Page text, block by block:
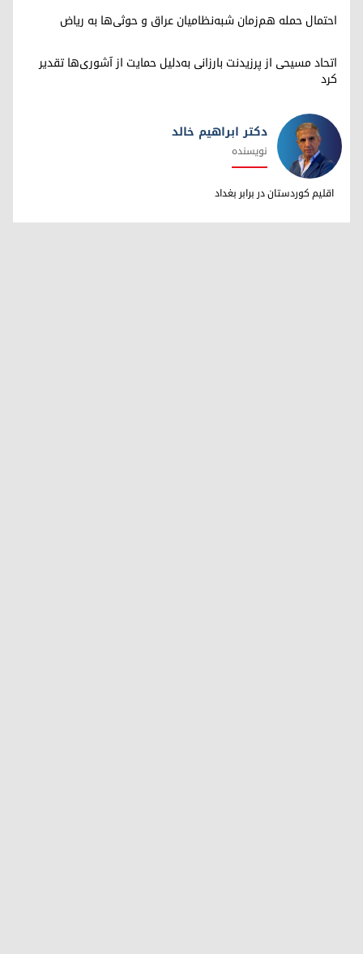
احتمال حمله هم‌زمان شبه‌نظامیان عراق و حوثی‌ها به ریاض
اتحاد مسیحی از پرزیدنت بارزانی به‌دلیل حمایت از آشوری‌ها تقدیر
کرد
دکتر ابراهیم خالد
دکتر ابراهیم خالد
نویسنده
اقلیم کوردستان در برابر بغداد